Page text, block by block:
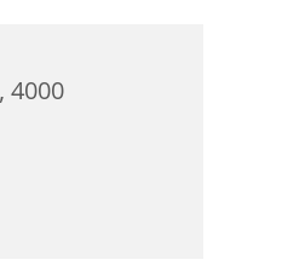
4000